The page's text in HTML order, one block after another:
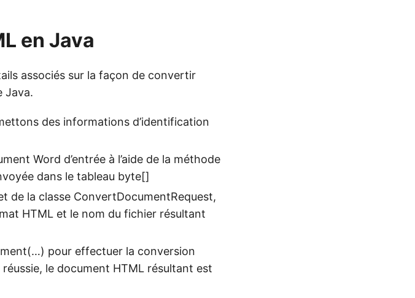
en Java
associés sur la façon de convertir
Java.
des informations d’identification
Word d’entrée à l’aide de la méthode
dans le tableau byte[]
de la classe ConvertDocumentRequest,
HTML et le nom du fichier résultant
pour effectuer la conversion
le document HTML résultant est